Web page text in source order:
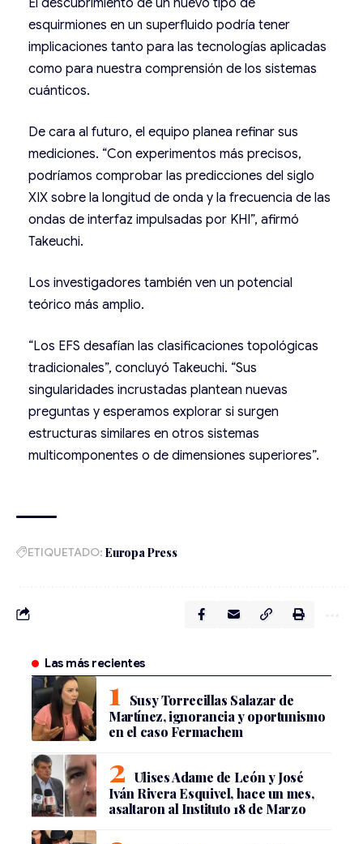
esquirmiones en un superfluido podría tener
implicaciones tanto para las tecnologías aplicadas
como para nuestra comprensión de los sistemas
cuánticos.
De cara al futuro, el equipo planea refinar sus
mediciones. “Con experimentos más precisos,
podríamos comprobar las predicciones del siglo
XIX sobre la longitud de onda y la frecuencia de las
ondas de interfaz impulsadas por KHI”, afirmó
Takeuchi.
Los investigadores también ven un potencial
teórico más amplio.
“Los EFS desafían las clasificaciones topológicas
tradicionales”, concluyó Takeuchi. “Sus
singularidades incrustadas plantean nuevas
preguntas y esperamos explorar si surgen
estructuras similares en otros sistemas
multicomponentes o de dimensiones superiores”.
ETIQUETADO: Europa Press
Las más recientes
Susy Torrecillas Salazar de
Martínez, ignorancia y oportunismo
en el caso Fermachem
Ulises Adame de León y José
Iván Rivera Esquivel, hace un mes,
asaltaron al Instituto 18 de Marzo